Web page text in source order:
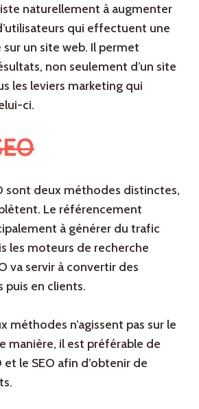
naturellement à augmenter
qui effectuent une
un site web. Il permet
non seulement d’un site
les leviers marketing qui
ci.
sont deux méthodes distinctes,
Le référencement
à générer du trafic
les moteurs de recherche
va servir à convertir des
puis en clients.
méthodes n’agissent pas sur le
manière, il est préférable de
et le SEO afin d’obtenir de